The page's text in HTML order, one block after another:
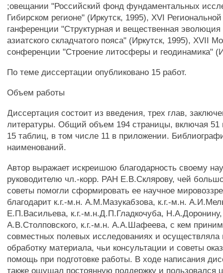
;овещании "Российский фонд фундаментальных
Гибирском регионе" (Иркутск, 1995), XVI
ганференции "Структурная и вещественная
азиатского складчатого пояса" (Иркутск, 1995), XVII
сонференции "Строение литосферы и геодинамика"
По теме диссертации опубликовано 15 работ.
Объем работы
Диссертация состоит из введения, трех глав,
литературы. Общий объем 194 страницы, включая
15 таблиц, в том числе 11 в приложении.
наименований.
Автор выражает искреишою благодарность своему
руководителю чл.-корр. РАН Е.В.Склярову, чей
советы помогли сформировать ее научное
благодарит к.г.-м.н. А.М.Мазукабзова, к.г.-м.н.
Е.П.Васильева, к.г.-м.н.Д.П.Гладкочуба, Н.А.Доронину,
А.В.Столповского, к.г.-м.н. А.А.Шафеева, с кем
совместных полевых исследованиях и
обработку материала, чьи консультации и советы
помощь при подготовке работы. В ходе написания
также ощущал постоянную поддержку и пользовался